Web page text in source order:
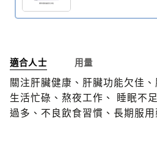
適合人士 用量
關注肝臟健康、肝臟功能欠佳
生活忙碌、熬夜工作、 睡眠不
過多、不良飲食習慣、長期服